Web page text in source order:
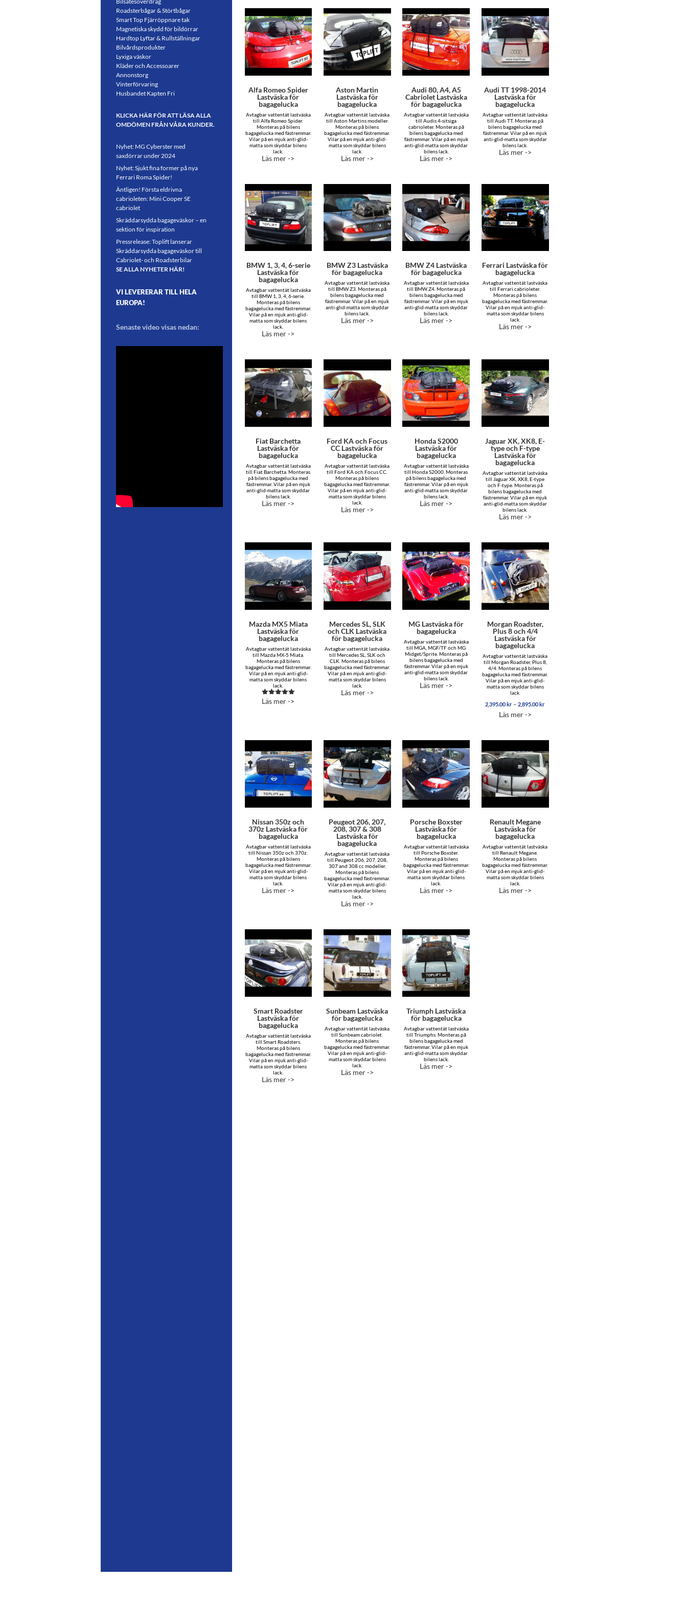
Alfa Romeo Spider
Lastväska för
bagagelucka
Avtagbar vattentät lastväska
till Alfa Romeo Spider.
Monteras på bilens
bagagelucka med fästremmar.
Vilar på en mjuk anti-glid-
matta som skyddar bilens
lack.
Läs mer ->
Aston Martin
Lastväska för
bagagelucka
Avtagbar vattentät lastväska
till Aston Martins modeller.
Monteras på bilens
bagagelucka med fästremmar.
Vilar på en mjuk anti-glid-
matta som skyddar bilens
lack.
Läs mer ->
Audi 80, A4, A5
Cabriolet Lastväska
för bagagelucka
Avtagbar vattentät lastväska
till Audis 4-sitsiga
cabrioleter. Monteras på
bilens bagagelucka med
fästremmar. Vilar på en mjuk
anti-glid-matta som skyddar
bilens lack.
Läs mer ->
Audi TT 1998-2014
Lastväska för
bagagelucka
Avtagbar vattentät lastväska
till Audi TT. Monteras på
bilens bagagelucka med
fästremmar. Vilar på en mjuk
anti-glid-matta som skyddar
bilens lack.
Läs mer ->
BMW 1, 3, 4, 6-serie
Lastväska för
bagagelucka
Avtagbar vattentät lastväska
till BMW 1, 3, 4, 6-serie.
Monteras på bilens
bagagelucka med fästremmar.
Vilar på en mjuk anti-glid-
matta som skyddar bilens
lack.
Läs mer ->
BMW Z3 Lastväska
för bagagelucka
Avtagbar vattentät lastväska
till BMW Z3. Monteras på
bilens bagagelucka med
fästremmar. Vilar på en mjuk
anti-glid-matta som skyddar
bilens lack.
Läs mer ->
BMW Z4 Lastväska
för bagagelucka
Avtagbar vattentät lastväska
till BMW Z4. Monteras på
bilens bagagelucka med
fästremmar. Vilar på en mjuk
anti-glid-matta som skyddar
bilens lack.
Läs mer ->
Ferrari Lastväska för
bagagelucka
Avtagbar vattentät lastväska
till Ferrari cabrioleter.
Monteras på bilens
bagagelucka med fästremmar.
Vilar på en mjuk anti-glid-
matta som skyddar bilens
lack.
Läs mer ->
Fiat Barchetta
Lastväska för
bagagelucka
Avtagbar vattentät lastväska
till Fiat Barchetta. Monteras
på bilens bagagelucka med
fästremmar. Vilar på en mjuk
anti-glid-matta som skyddar
bilens lack.
Läs mer ->
Ford KA och Focus
CC Lastväska för
bagagelucka
Avtagbar vattentät lastväska
till Ford KA och Focus CC.
Monteras på bilens
bagagelucka med fästremmar.
Vilar på en mjuk anti-glid-
matta som skyddar bilens
lack.
Läs mer ->
Honda S2000
Lastväska för
bagagelucka
Avtagbar vattentät lastväska
till Honda S2000. Monteras
på bilens bagagelucka med
fästremmar. Vilar på en mjuk
anti-glid-matta som skyddar
bilens lack.
Läs mer ->
Jaguar XK, XK8, E-
type och F-type
Lastväska för
bagagelucka
Avtagbar vattentät lastväska
till Jaguar XK, XK8, E-type
och F-type. Monteras på
bilens bagagelucka med
fästremmar. Vilar på en mjuk
anti-glid-matta som skyddar
bilens lack.
Läs mer ->
Mazda MX5 Miata
Lastväska för
bagagelucka
Avtagbar vattentät lastväska
till Mazda MX-5 Miata.
Monteras på bilens
bagagelucka med fästremmar.
Vilar på en mjuk anti-glid-
matta som skyddar bilens
lack.
Betygsatt
Läs mer ->
Mercedes SL, SLK
och CLK Lastväska
för bagagelucka
Avtagbar vattentät lastväska
till Mercedes SL, SLK och
CLK. Monteras på bilens
bagagelucka med fästremmar.
Vilar på en mjuk anti-glid-
matta som skyddar bilens
lack.
Läs mer ->
MG Lastväska för
bagagelucka
Avtagbar vattentät lastväska
till MGA, MGF/TF och MG
Midget/Sprite. Monteras på
bilens bagagelucka med
fästremmar. Vilar på en mjuk
anti-glid-matta som skyddar
bilens lack.
Läs mer ->
Morgan Roadster,
Plus 8 och 4/4
Lastväska för
bagagelucka
Avtagbar vattentät lastväska
till Morgan Roadster, Plus 8,
4/4. Monteras på bilens
bagagelucka med fästremmar.
Vilar på en mjuk anti-glid-
matta som skyddar bilens
lack.
2,395.00kr – 2,895.00krPrisintervall:
Läs mer ->
Nissan 350z och
370z Lastväska för
bagagelucka
Avtagbar vattentät lastväska
till Nissan 350z och 370z.
Monteras på bilens
bagagelucka med fästremmar.
Vilar på en mjuk anti-glid-
matta som skyddar bilens
lack.
Läs mer ->
Peugeot 206, 207,
208, 307 & 308
Lastväska för
bagagelucka
Avtagbar vattentät lastväska
till Peugeot 206, 207, 208,
307 and 308 cc modeller.
Monteras på bilens
bagagelucka med fästremmar.
Vilar på en mjuk anti-glid-
matta som skyddar bilens
lack.
Läs mer ->
Porsche Boxster
Lastväska för
bagagelucka
Avtagbar vattentät lastväska
till Porsche Boxster.
Monteras på bilens
bagagelucka med fästremmar.
Vilar på en mjuk anti-glid-
matta som skyddar bilens
lack.
Läs mer ->
Renault Megane
Lastväska för
bagagelucka
Avtagbar vattentät lastväska
till Renault Megane.
Monteras på bilens
bagagelucka med fästremmar.
Vilar på en mjuk anti-glid-
matta som skyddar bilens
lack.
Läs mer ->
Smart Roadster
Lastväska för
bagagelucka
Avtagbar vattentät lastväska
till Smart Roadsters.
Monteras på bilens
bagagelucka med fästremmar.
Vilar på en mjuk anti-glid-
matta som skyddar bilens
lack.
Läs mer ->
Sunbeam Lastväska
för bagagelucka
Avtagbar vattentät lastväska
till Sunbeam cabriolet.
Monteras på bilens
bagagelucka med fästremmar.
Vilar på en mjuk anti-glid-
matta som skyddar bilens
lack.
Läs mer ->
Triumph Lastväska
för bagagelucka
Avtagbar vattentät lastväska
till Triumphs. Monteras på
bilens bagagelucka med
fästremmar. Vilar på en mjuk
anti-glid-matta som skyddar
bilens lack.
Läs mer ->
Roadsterbågar & Störtbågar
Smart Top Fjärröppnare tak
Magnetiska skydd för bildörrar
Hardtop Lyftar & Rullställningar
Bilvårdsprodukter
Lyxiga väskor
Kläder och Accessoarer
Annonstorg
Vinterförvaring
Husbandet Kapten Fri
KLICKA HÄR FÖR ATT LÄSA ALLA
OMDÖMEN FRÅN VÅRA KUNDER.
Nyhet: MG Cyberster med
saxdörrar under 2024
Nyhet: Sjukt fina former på nya
Ferrari Roma Spider!
Äntligen! Första eldrivna
cabrioleten: Mini Cooper SE
cabriolet
Skräddarsydda bagageväskor – en
sektion för inspiration
Pressrelease: Toplift lanserar
Skräddarsydda bagageväskor till
Cabriolet- och Roadsterbilar
SE ALLA NYHETER HÄR!
VI LEVERERAR TILL HELA
EUROPA!
Senaste video visas nedan: